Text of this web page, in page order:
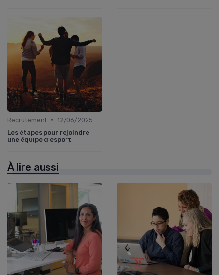
Recrutement • 12/06/2025
Les étapes pour rejoindre
une équipe d'esport
À lire aussi